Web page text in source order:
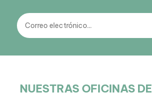
NUESTRAS OFICINAS DE